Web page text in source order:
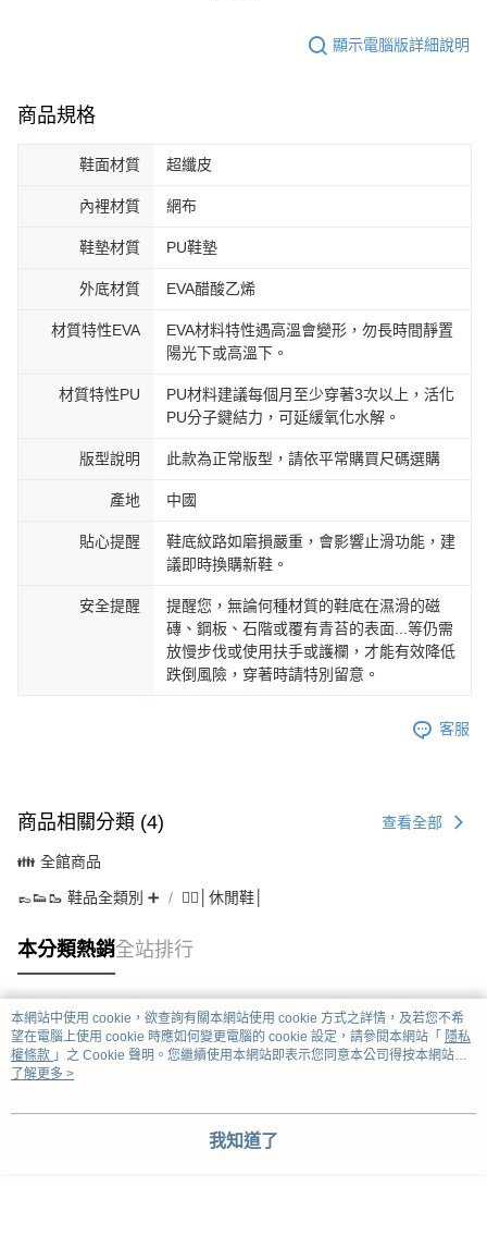
顯示電腦版詳細說明
商品規格
鞋面材質 超纖皮
內裡材質 網布
鞋墊材質 PU鞋墊
外底材質 EVA醋酸乙烯
材質特性EVA
EVA材料特性遇高溫會變形，勿長時間靜置
陽光下或高溫下。
材質特性PU
PU材料建議每個月至少穿著3次以上，活化
PU分子鍵結力，可延緩氧化水解。
版型說明 此款為正常版型，請依平常購買尺碼選購
產地 中國
貼心提醒
鞋底紋路如磨損嚴重，會影響止滑功能，建
議即時換購新鞋。
安全提醒
提醒您，無論何種材質的鞋底在濕滑的磁
磚、鋼板、石階或覆有青苔的表面...等仍需
放慢步伐或使用扶手或護欄，才能有效降低
跌倒風險，穿著時請特別留意。
客服
商品相關分類 (4) 查看全部
👪 全館商品
👞👟🥾 鞋品全類別 ➕ 🤹‍♀️│休閒鞋│
本分類熱銷全站排行
熱門標籤
本網站中使用 cookie，欲查詢有關本網站使用 cookie 方式之詳情，及若您不希
望在電腦上使用 cookie 時應如何變更電腦的 cookie 設定，請參閱本網站「 隱私
權條款 」之 Cookie 聲明。您繼續使用本網站即表示您同意本公司得按本網站使
用條款之 Cookie 聲明使用 cookie。
了解更多 >
我知道了